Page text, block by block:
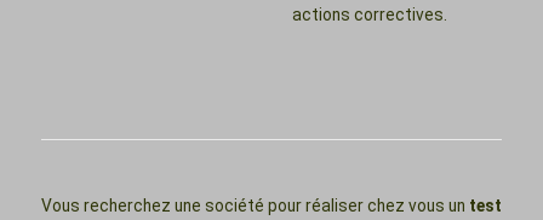
actions correctives.
Vous recherchez une société pour réaliser chez vous un test